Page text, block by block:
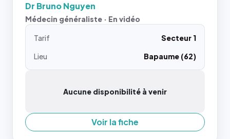
Dr Bruno Nguyen
Médecin généraliste · En vidéo
Tarif
Secteur 1
Lieu
Bapaume (62)
Aucune disponibilité à venir
Voir la fiche